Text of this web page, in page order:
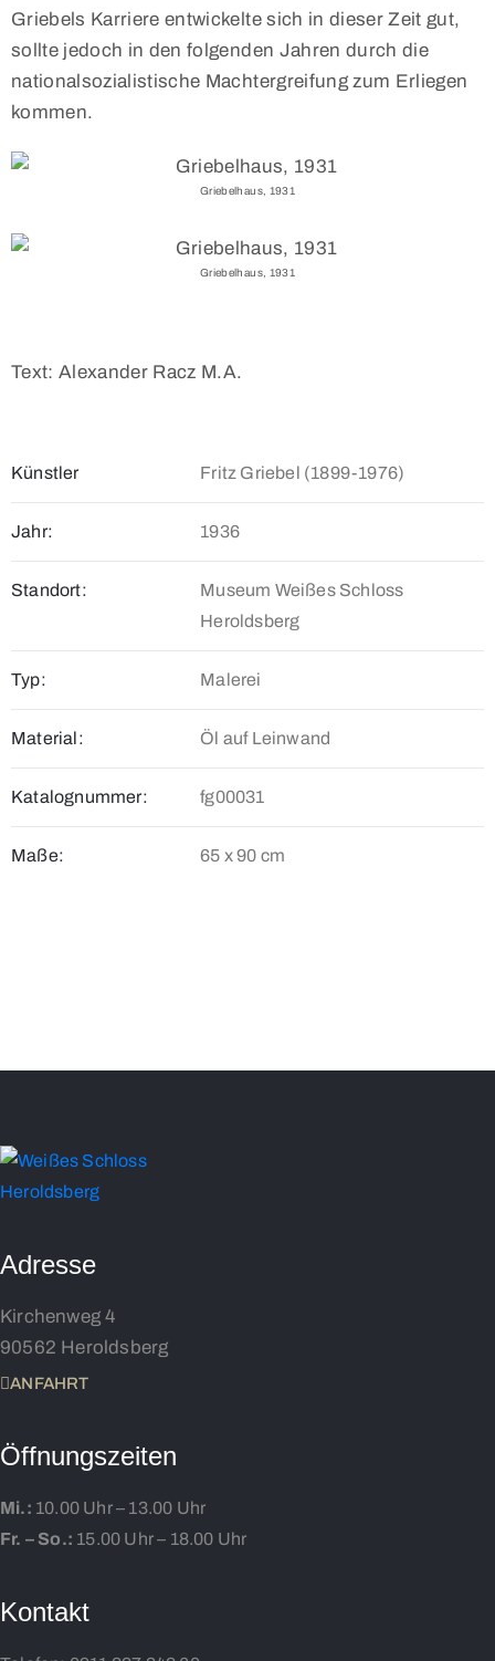
Griebels Karriere entwickelte sich in dieser Zeit gut,
sollte jedoch in den folgenden Jahren durch die
nationalsozialistische Machtergreifung zum Erliegen
kommen.
Griebelhaus, 1931
Griebelhaus, 1931
Text: Alexander Racz M.A.
Künstler Fritz Griebel (1899-1976)
Jahr: 1936
Standort:
Museum Weißes Schloss
Heroldsberg
Typ: Malerei
Material: Öl auf Leinwand
Katalognummer: fg00031
Maße: 65 x 90 cm
Adresse
Kirchenweg 4
90562 Heroldsberg
ANFAHRT
Öffnungszeiten
Mi.: 10.00 Uhr – 13.00 Uhr
Fr. – So.: 15.00 Uhr – 18.00 Uhr
Kontakt